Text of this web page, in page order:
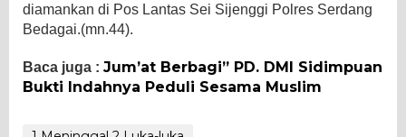
diamankan di Pos Lantas Sei Sijenggi Polres Serdang
Bedagai.(mn.44).
Baca juga : Jum’at Berbagi” PD. DMI Sidimpuan
Bukti Indahnya Peduli Sesama Muslim